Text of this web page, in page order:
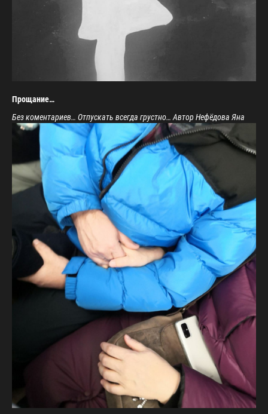
Прощание…
Без коментариев… Отпускать всегда грустно… Автор Нефёдова Яна